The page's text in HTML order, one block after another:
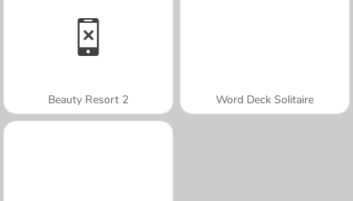
Beauty Resort 2 Word Deck Solitaire